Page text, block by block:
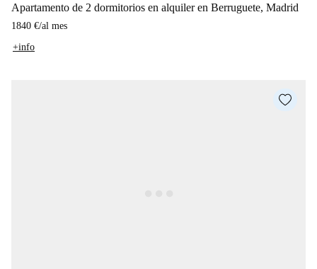
Apartamento de 2 dormitorios en alquiler en Berruguete, Madrid
1840 €/al mes
+info